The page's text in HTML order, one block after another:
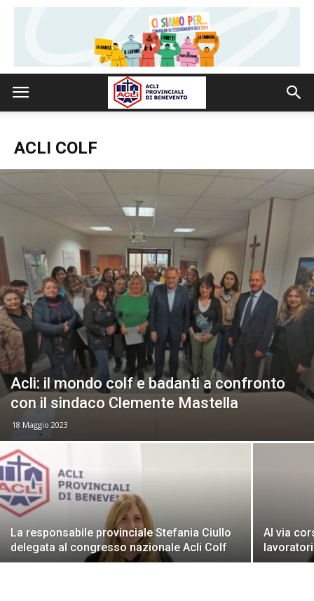
ACLI COLF
Acli: il mondo colf e badanti a confronto
con il sindaco Clemente Mastella
18 Maggio 2023
La responsabile provinciale Stefania Ciullo
delegata al congresso nazionale Acli Colf
Al via